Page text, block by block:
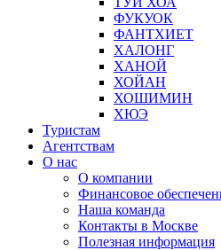
ФУКУОК
ФАНТХИЕТ
ХАЛОНГ
ХАНОЙ
ХОЙАН
ХОШИМИН
ХЮЭ
Туристам
Агентствам
О нас
О компании
Финансовое
Наша команда
Контакты в Москве
Полезная информация